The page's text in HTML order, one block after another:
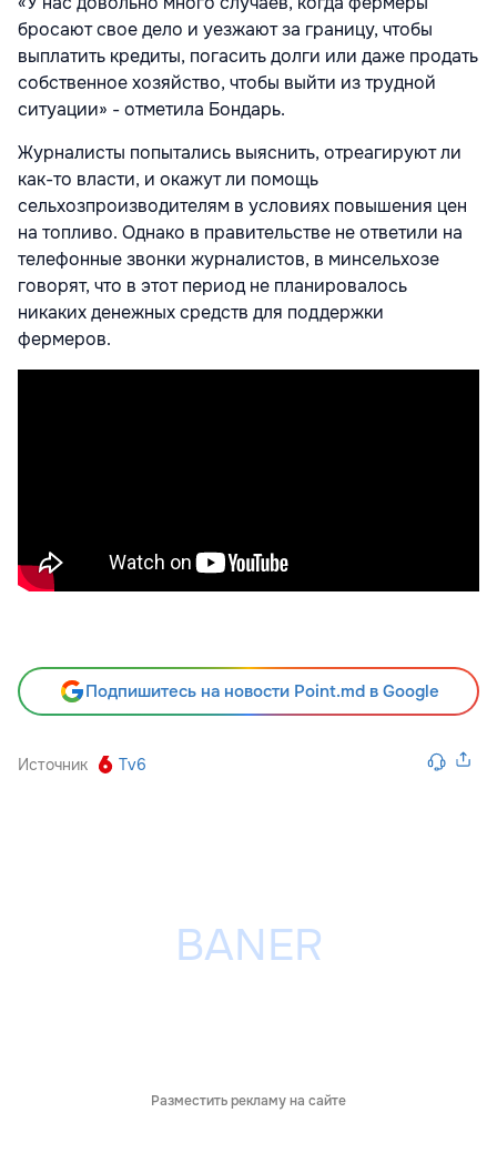
бросают свое дело и уезжают за границу, чтобы
выплатить кредиты, погасить долги или даже продать
собственное хозяйство, чтобы выйти из трудной
ситуации» - отметила Бондарь.
Журналисты попытались выяснить, отреагируют ли
как-то власти, и окажут ли помощь
сельхозпроизводителям в условиях повышения цен
на топливо. Однако в правительстве не ответили на
телефонные звонки журналистов, в минсельхозе
говорят, что в этот период не планировалось
никаких денежных средств для поддержки
фермеров.
Подпишитесь на новости Point.md в Google
Источник Tv6
Разместить рекламу на сайте